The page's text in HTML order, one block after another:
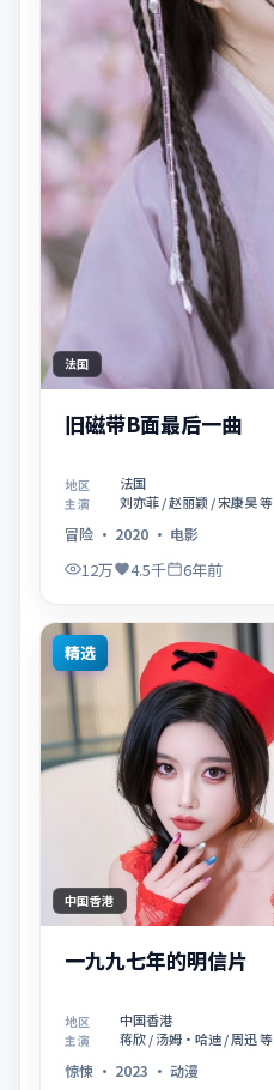
法国
旧磁带B面最后一曲
地区 法国
主演 刘亦菲 / 赵丽颖 / 宋康昊 等
冒险 · 2020 · 电影
12万 4.5千 6年前
精选
中国香港
一九九七年的明信片
地区 中国香港
主演 蒋欣 / 汤姆·哈迪 / 周迅 等
惊悚 · 2023 · 动漫